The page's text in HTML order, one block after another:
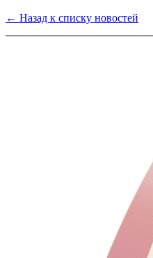
← Назад к списку новостей